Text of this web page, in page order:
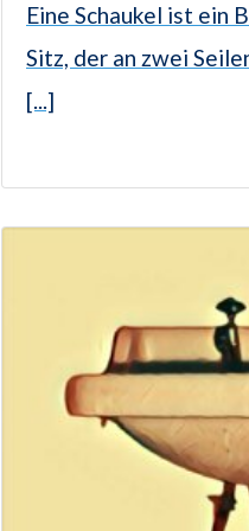
Eine Schaukel ist ein
Sitz, der an zwei
[...]